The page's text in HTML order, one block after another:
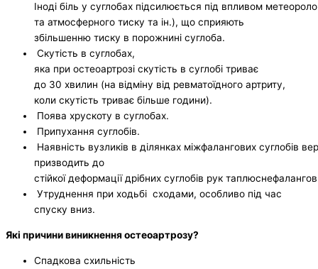
Іноді біль у суглобах підсилюється під впливом
та атмосферного тиску та ін.), що сприяють
збільшенню тиску в порожнині суглоба.
Скутість в суглобах,
яка при остеоартрозі скутість в суглобі триває
до 30 хвилин (на відміну від ревматоїдного артриту,
коли скутість триває більше години).
Поява хрускоту в суглобах.
Припухання суглобів.
Наявність вузликів в ділянках міжфалангових суглобів
призводить до
стійкої деформації дрібних суглобів рук
Утруднення при ходьбі сходами, особливо під час
спуску вниз.
Які причини виникнення остеоартрозу?
Спадкова схильність